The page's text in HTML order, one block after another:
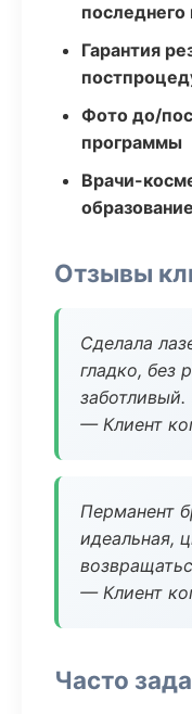
последнего
Гарантия
Фото до/
программы
Врачи-
Отзывы
Сделала
гладко, без
заботливый.
— Клиент
Перманент
идеальная,
— Клиент
Часто